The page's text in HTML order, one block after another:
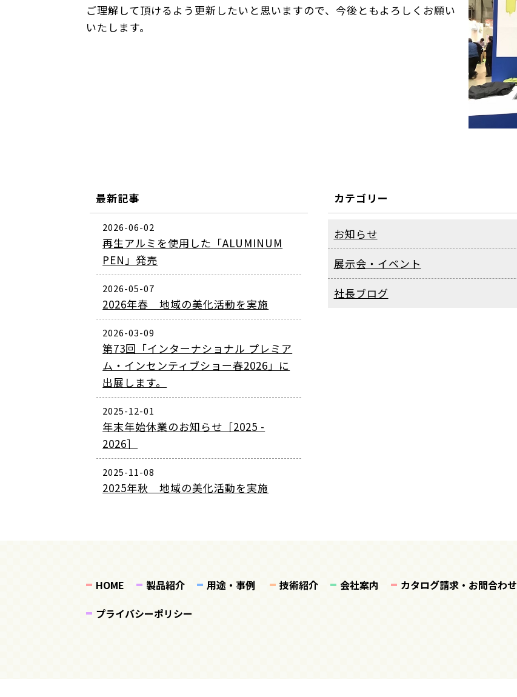
ご理解して頂けるよう更新したいと思いますので、今後ともよろしくお願い
いたします。
最新記事
2026-06-02
再生アルミを使用した「ALUMINUM
PEN」発売
2026-05-07
2026年春 地域の美化活動を実施
2026-03-09
第73回「インターナショナル プレミア
ム・インセンティブショー春2026」に
出展します。
2025-12-01
年末年始休業のお知らせ［2025 -
2026］
2025-11-08
2025年秋 地域の美化活動を実施
カテゴリー
お知らせ
展示会・イベント
社長ブログ
HOME 製品紹介 用途・事例 技術紹介 会社案内
カタログ請求・お問合わせ
プライバシーポリシー